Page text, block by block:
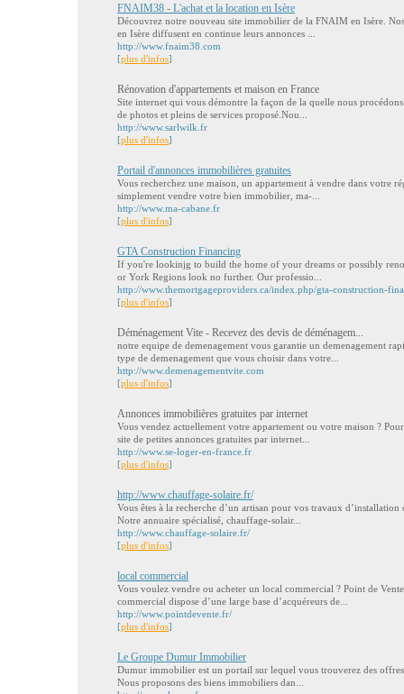
FNAIM38 - L'achat et la location en Isère
Découvrez notre nouveau site immobilier de la FNAIM en Isère.
en Isère diffusent en continue leurs annonces ...
http://www.fnaim38.com
[plus d'infos]
Rénovation d'appartements et maison en France
Site internet qui vous démontre la façon de la quelle nous
de photos et pleins de services proposé.Nou...
http://www.sarlwilk.fr
[plus d'infos]
Portail d'annonces immobilières gratuites
Vous recherchez une maison, un appartement à vendre dans votre
simplement vendre votre bien immobilier, ma-...
http://www.ma-cabane.fr
[plus d'infos]
GTA Construction Financing
If you're lookinjg to build the home of your dreams or possibly
or York Regions look no further. Our professio...
http://www.themortgageproviders.ca/index.php/gta-construction-
[plus d'infos]
Déménagement Vite - Recevez des devis de déménagem...
notre equipe de demenagement vous garantie un demenagement
type de demenagement que vous choisir dans votre...
http://www.demenagementvite.com
[plus d'infos]
Annonces immobilières gratuites par internet
Vous vendez actuellement votre appartement ou votre maison ?
site de petites annonces gratuites par internet...
http://www.se-loger-en-france.fr
[plus d'infos]
http://www.chauffage-solaire.fr/
Vous êtes à la recherche d’un artisan pour vos travaux
Notre annuaire spécialisé, chauffage-solair...
http://www.chauffage-solaire.fr/
[plus d'infos]
local commercial
Vous voulez vendre ou acheter un local commercial ? Point de
commercial dispose d’une large base d’acquéreurs de...
http://www.pointdevente.fr/
[plus d'infos]
Le Groupe Dumur Immobilier
Dumur immobilier est un portail sur lequel vous trouverez des
Nous proposons des biens immobiliers dan...